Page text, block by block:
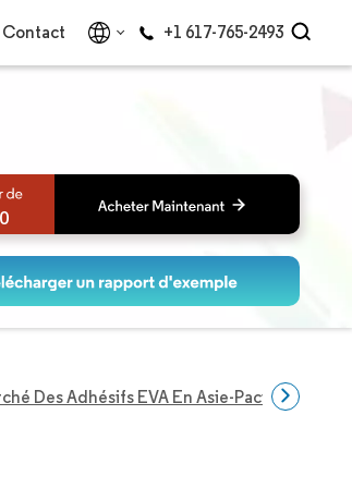
Contact +1 617-765-2493
Des Adhésifs EVA En Asie-Pacifique